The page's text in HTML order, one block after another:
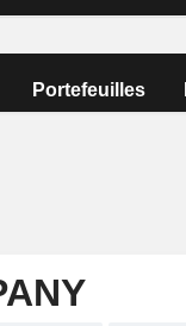
Portefeuilles